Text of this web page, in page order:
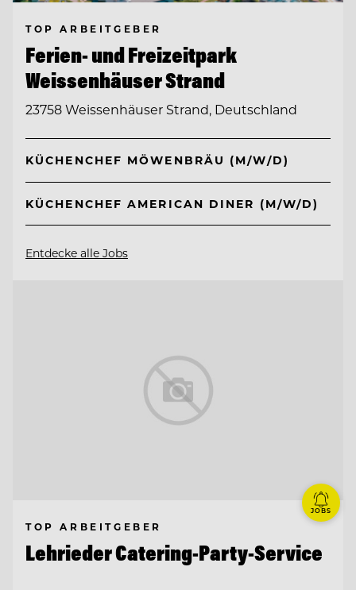
TOP ARBEITGEBER
Ferien- und Freizeitpark
Weissenhäuser Strand
23758 Weissenhäuser Strand, Deutschland
KÜCHENCHEF MÖWENBRÄU (M/W/D)
KÜCHENCHEF AMERICAN DINER (M/W/D)
Entdecke alle Jobs
TOP ARBEITGEBER
Lehrieder Catering-Party-Service
JOBS